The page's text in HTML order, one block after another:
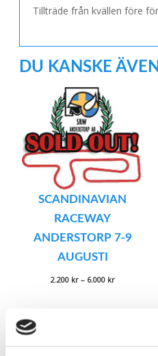
Tillträde från kvällen före
DU KANSKE
SCANDINAVIAN
RACEWAY
ANDERSTORP 7-9
AUGUSTI
2.200 kr – 6.000 krPrisintervall:
RELATERADE